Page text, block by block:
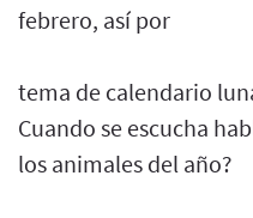
febrero, así por
tema de calendario
Cuando se escucha
los animales del año?